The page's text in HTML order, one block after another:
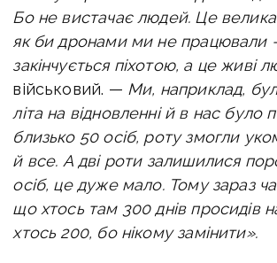
Бо не вистачає людей. Це
як би дронами ми не працювали
закінчується піхотою, а це живі
військовий. — Ми, наприклад,
літа на відновленні й в нас було
близько 50 осіб, роту змогли
й все. А дві роти залишилися
осіб, це дуже мало. Тому зараз
що хтось там 300 днів просидів
хтось 200, бо нікому замінити».